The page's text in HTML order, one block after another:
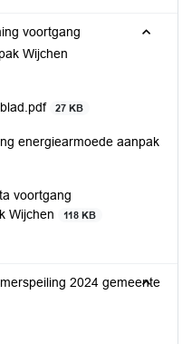
voortgang
Wijchen
27 KB
energiearmoede aanpak
voortgang
Wijchen
118 KB
2024 gemeente